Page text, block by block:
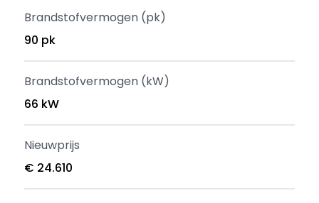
Brandstofvermogen (pk)
90 pk
Brandstofvermogen (kW)
66 kW
Nieuwprijs
€ 24.610